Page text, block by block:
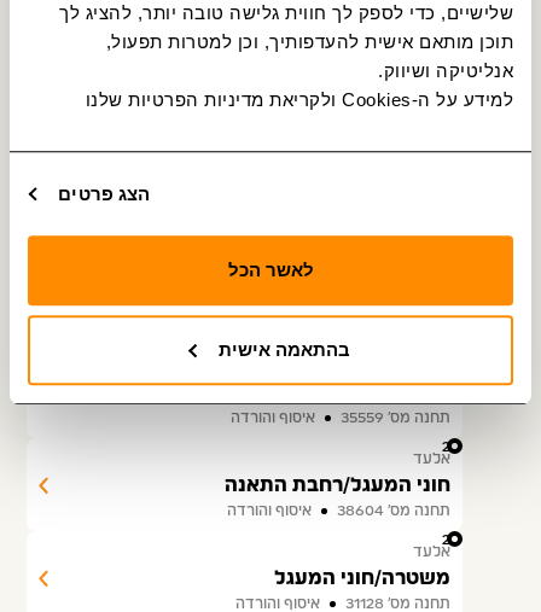
אנליטיקה ושיווק.
למידע על ה-Cookies ולקריאת מדיניות הפרטיות שלנו
הצג פרטים
לאשר הכל
בהתאמה אישית
בן זכאי/בן קיסמא
תחנה מס׳ 35573 איסוף והורדה
19
רבי עקיבא/רבן יוחנן בן זכאי
חוני המעגל/רב ניסים גאון
תחנה מס׳ 35559 איסוף והורדה
23
אלעד
חוני המעגל/רחבת התאנה
תחנה מס׳ 38604 איסוף והורדה
24
אלעד
משטרה/חוני המעגל
תחנה מס׳ 31128 איסוף והורדה